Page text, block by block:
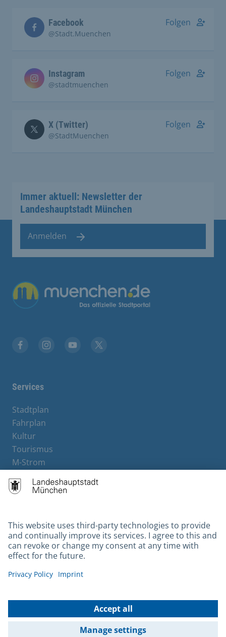
Facebook
@Stadt.Muenchen
Folgen
Instagram
@stadtmuenchen
Folgen
X (Twitter)
@StadtMuenchen
Folgen
Immer aktuell: Newsletter der
Landeshauptstadt München
Anmelden
Übergreifende Links
Services
Stadtplan
Fahrplan
Kultur
Tourismus
M-Strom
Hotels
Contact
Barrierefreiheit
Leichte Sprache
Gebärdensprache
Kontakt